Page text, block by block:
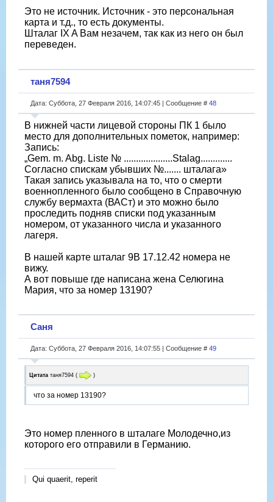
Это не источник. Источник - это персональная
карта и т.д., то есть документы.
Шталаг IX A Вам незачем, так как из него он был
переведен.
таня7594
Дата: Суббота, 27 Февраля 2016, 14:07:45 | Сообщение # 48
В нижней части лицевой стороны ПК 1 было
место для дополнительных пометок, например:
Запись:
„Gem. m. Abg. Liste № ....................Stalag.............
Согласно спискам убывших №....... шталага»
Такая запись указывала на то, что о смерти
военнопленного было сообщено в Справочную
службу вермахта (ВАСт) и это можно было
проследить подняв списки под указанным
номером, от указанного числа и указанного
лагеря.
В нашей карте шталаг 9В 17.12.42 номера не
вижу.
А вот повыше где написана жена Селюгина
Мария, что за номер 13190?
Саня
Дата: Суббота, 27 Февраля 2016, 14:07:55 | Сообщение # 49
Цитата таня7594 ( )
что за номер 13190?
Это номер пленного в шталаге Молодечно,из
которого его отправили в Германию.
Qui quaerit, reperit